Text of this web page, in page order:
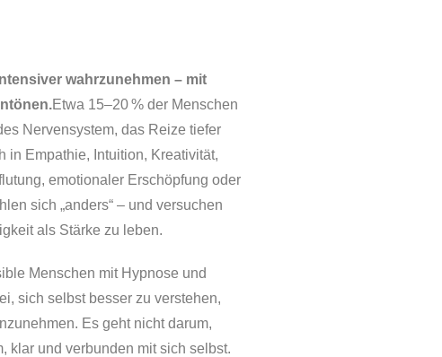
wahrzunehmen – mit
Etwa 15–20 % der Menschen
Nervensystem, das Reize tiefer
in Empathie, Intuition, Kreativität,
emotionaler Erschöpfung oder
sich „anders“ – und versuchen
als Stärke zu leben.
Menschen mit Hypnose und
sich selbst besser zu verstehen,
Es geht nicht darum,
klar und verbunden mit sich selbst.